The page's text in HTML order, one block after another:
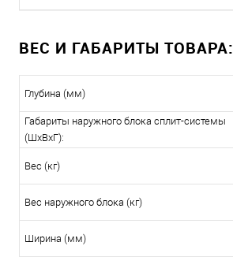
ВЕС И ГАБАРИТЫ ТОВАРА:
Глубина (мм)
Габариты наружного блока сплит-системы
(ШxВxГ):
Вес (кг)
Вес наружного блока (кг)
Ширина (мм)